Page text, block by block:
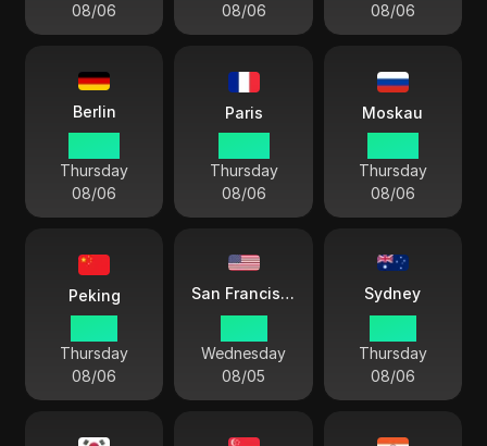
08/06
08/06
08/06
Berlin
Thursday
08/06
Paris
Thursday
08/06
Moskau
Thursday
08/06
Peking
Thursday
08/06
San Francisco
Wednesday
08/05
Sydney
Thursday
08/06